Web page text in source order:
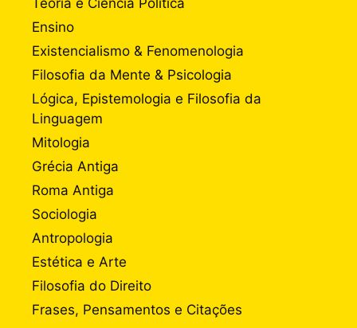
Ensino
Existencialismo & Fenomenologia
Filosofia da Mente & Psicologia
Lógica, Epistemologia e Filosofia da
Linguagem
Mitologia
Grécia Antiga
Roma Antiga
Sociologia
Antropologia
Estética e Arte
Filosofia do Direito
Frases, Pensamentos e Citações